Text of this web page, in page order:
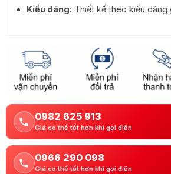
Kiểu dáng: Thiết kế theo kiểu dáng
0982 625 913
Giá có thể tốt hơn khi gọi điện
0966 290 098
Giá có thể tốt hơn khi gọi điện